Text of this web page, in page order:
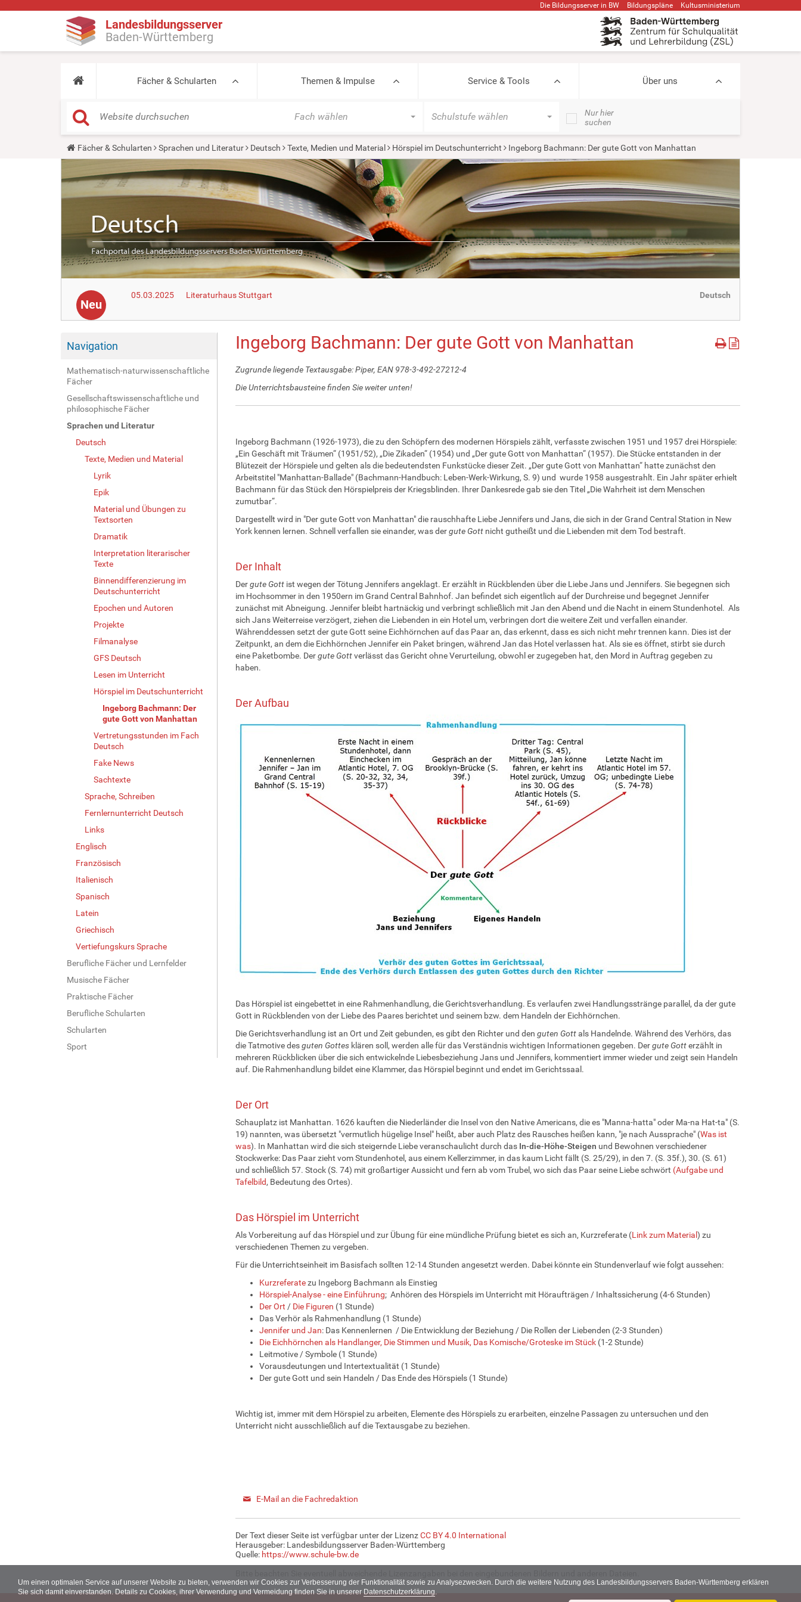
Um einen optimalen Service auf unserer Website zu bieten, verwenden wir Cookies zur Verbesserung der Funktionalität sowie zu Analysezwecken. Durch die weitere Nutzung des Landesbildungsservers Baden-Württemberg erklären
Sie sich damit einverstanden. Details zu Cookies, ihrer Verwendung und Vermeidung finden Sie in unserer Datenschutzerklärung.
Die Bildungsserver in BW Bildungspläne Kultusministerium
Landesbildungsserver
Baden-Württemberg
Fächer & Schularten Themen & Impulse Service & Tools Über uns
Fach wählen Schulstufe wählen
Nur hier
suchen
Y
o
a
r
e
Fächer & Schularten Sprachen und Literatur Deutsch Texte, Medien und Material Hörspiel im Deutschunterricht Ingeborg Bachmann: Der gute Gott von Manhattan
Neu
05.03.2025 Literaturhaus Stuttgart Deutsch
Navigation
Mathematisch-naturwissenschaftliche
Fächer
Gesellschaftswissenschaftliche und
philosophische Fächer
Sprachen und Literatur
Deutsch
Texte, Medien und Material
Lyrik
Epik
Material und Übungen zu
Textsorten
Dramatik
Interpretation literarischer
Texte
Binnendifferenzierung im
Deutschunterricht
Epochen und Autoren
Projekte
Filmanalyse
GFS Deutsch
Lesen im Unterricht
Hörspiel im Deutschunterricht
Ingeborg Bachmann: Der
gute Gott von Manhattan
Vertretungsstunden im Fach
Deutsch
Fake News
Sachtexte
Sprache, Schreiben
Fernlernunterricht Deutsch
Links
Englisch
Französisch
Italienisch
Spanisch
Latein
Griechisch
Vertiefungskurs Sprache
Berufliche Fächer und Lernfelder
Musische Fächer
Praktische Fächer
Berufliche Schularten
Schularten
Sport
Ingeborg Bachmann: Der gute Gott von Manhattan
Zugrunde liegende Textausgabe: Piper, EAN 978-3-492-27212-4
Die Unterrichtsbausteine finden Sie weiter unten!
Ingeborg Bachmann (1926-1973), die zu den Schöpfern des modernen Hörspiels zählt, verfasste zwischen 1951 und 1957 drei Hörspiele:
„Ein Geschäft mit Träumen“ (1951/52), „Die Zikaden“ (1954) und „Der gute Gott von Manhattan“ (1957). Die Stücke entstanden in der
Blütezeit der Hörspiele und gelten als die bedeutendsten Funkstücke dieser Zeit. „Der gute Gott von Manhattan“ hatte zunächst den
Arbeitstitel "Manhattan-Ballade" (Bachmann-Handbuch: Leben-Werk-Wirkung, S. 9) und wurde 1958 ausgestrahlt. Ein Jahr später erhielt
Bachmann für das Stück den Hörspielpreis der Kriegsblinden. Ihrer Dankesrede gab sie den Titel „Die Wahrheit ist dem Menschen
zumutbar“.
Dargestellt wird in "Der gute Gott von Manhattan" die rauschhafte Liebe Jennifers und Jans, die sich in der Grand Central Station in New
York kennen lernen. Schnell verfallen sie einander, was dergute Gottnicht gutheißt und die Liebenden mit dem Tod bestraft.
Der Inhalt
Dergute Gottist wegen der Tötung Jennifers angeklagt. Er erzählt in Rückblenden über die Liebe Jans und Jennifers. Sie begegnen sich
im Hochsommer in den 1950ern im Grand Central Bahnhof. Jan befindet sich eigentlich auf der Durchreise und begegnet Jennifer
zunächst mit Abneigung. Jennifer bleibt hartnäckig und verbringt schließlich mit Jan den Abend und die Nacht in einem Stundenhotel. Als
sich Jans Weiterreise verzögert, ziehen die Liebenden in ein Hotel um, verbringen dort die weitere Zeit und verfallen einander.
Währenddessen setzt der gute Gott seine Eichhörnchen auf das Paar an, das erkennt, dass es sich nicht mehr trennen kann. Dies ist der
Zeitpunkt, an dem die Eichhörnchen Jennifer ein Paket bringen, während Jan das Hotel verlassen hat. Als sie es öffnet, stirbt sie durch
eine Paketbombe. Dergute Gottverlässt das Gericht ohne Verurteilung, obwohl er zugegeben hat, den Mord in Auftrag gegeben zu
haben.
Der Aufbau
Das Hörspiel ist eingebettet in eine Rahmenhandlung, die Gerichtsverhandlung. Es verlaufen zwei Handlungsstränge parallel, da der gute
Gott in Rückblenden von der Liebe des Paares berichtet und seinem bzw. dem Handeln der Eichhörnchen.
Die Gerichtsverhandlung ist an Ort und Zeit gebunden, es gibt den Richter und den guten Gottals Handelnde. Während des Verhörs, das
die Tatmotive desguten Gottesklären soll, werden alle für das Verständnis wichtigen Informationen gegeben. Dergute Gotterzählt in
mehreren Rückblicken über die sich entwickelnde Liebesbeziehung Jans und Jennifers, kommentiert immer wieder und zeigt sein Handeln
auf. Die Rahmenhandlung bildet eine Klammer, das Hörspiel beginnt und endet im Gerichtssaal.
Der Ort
Schauplatz ist Manhattan. 1626 kauften die Niederländer die Insel von den Native Americans, die es "Manna-hatta" oder Ma-na Hat-ta" (S.
19) nannten, was übersetzt "vermutlich hügelige Insel" heißt, aber auch Platz des Rausches heißen kann, "je nach Aussprache" (Was ist
was). In Manhattan wird die sich steigernde Liebe veranschaulicht durch das In-die-Höhe-Steigen und Bewohnen verschiedener
Stockwerke: Das Paar zieht vom Stundenhotel, aus einem Kellerzimmer, in das kaum Licht fällt (S. 25/29), in den 7. (S. 35f.), 30. (S. 61)
und schließlich 57. Stock (S. 74) mit großartiger Aussicht und fern ab vom Trubel, wo sich das Paar seine Liebe schwört (Aufgabe und
Tafelbild, Bedeutung des Ortes).
Das Hörspiel im Unterricht
Als Vorbereitung auf das Hörspiel und zur Übung für eine mündliche Prüfung bietet es sich an, Kurzreferate (Link zum Material ) zu
verschiedenen Themen zu vergeben.
Für die Unterrichtseinheit im Basisfach sollten 12-14 Stunden angesetzt werden. Dabei könnte ein Stundenverlauf wie folgt aussehen:
Kurzreferatezu Ingeborg Bachmann als Einstieg
Hörspiel-Analyse - eine Einführung; Anhören des Hörspiels im Unterricht mit Höraufträgen / Inhaltssicherung (4-6 Stunden)
Der Ort / Die Figuren (1 Stunde)
Das Verhör als Rahmenhandlung (1 Stunde)
Jennifer und Jan: Das Kennenlernen / Die Entwicklung der Beziehung / Die Rollen der Liebenden (2-3 Stunden)
Die Eichhörnchen als Handlanger, Die Stimmen und Musik, Das Komische/Groteske im Stück(1-2 Stunde)
Leitmotive / Symbole (1 Stunde)
Vorausdeutungen und Intertextualität (1 Stunde)
Der gute Gott und sein Handeln / Das Ende des Hörspiels (1 Stunde)
Wichtig ist, immer mit dem Hörspiel zu arbeiten, Elemente des Hörspiels zu erarbeiten, einzelne Passagen zu untersuchen und den
Unterricht nicht ausschließlich auf die Textausgabe zu beziehen.
E-Mail an die Fachredaktion
Der Text dieser Seite ist verfügbar unter der LizenzCC BY 4.0 International
Herausgeber: Landesbildungsserver Baden-Württemberg
Quelle: https://www.schule-bw.de